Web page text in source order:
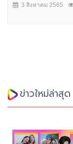
3 สิงหาคม 2565
ข่าวใหม่ล่าสุด